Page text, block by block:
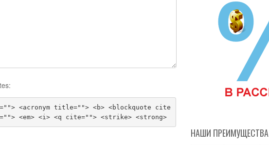
<acronym title=""> <b> <blockquote cite
<em> <i> <q cite=""> <strike> <strong>
НАШИ ПРЕИМУЩЕСТВА